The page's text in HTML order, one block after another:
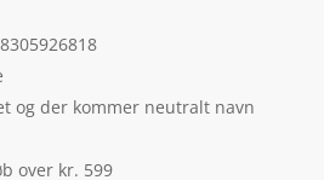
og der kommer neutralt navn
over kr. 599